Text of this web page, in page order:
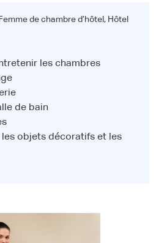
de chambre d’hôtel, Hôtel
les chambres
de bain
les objets décoratifs et les